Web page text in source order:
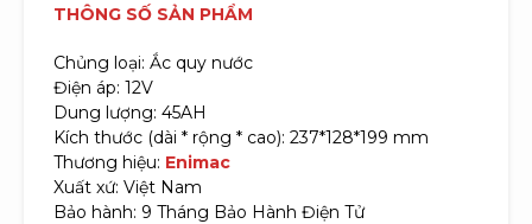
THÔNG SỐ SẢN PHẨM
Chủng loại: Ắc quy nước
Điện áp: 12V
Dung lượng: 45AH
Kích thước (dài * rộng * cao): 237*128*199 mm
Thương hiệu: Enimac
Xuất xứ: Việt Nam
Bảo hành: 9 Tháng Bảo Hành Điện Tử